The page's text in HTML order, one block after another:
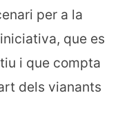
per a la
que es
i que compta
dels vianants